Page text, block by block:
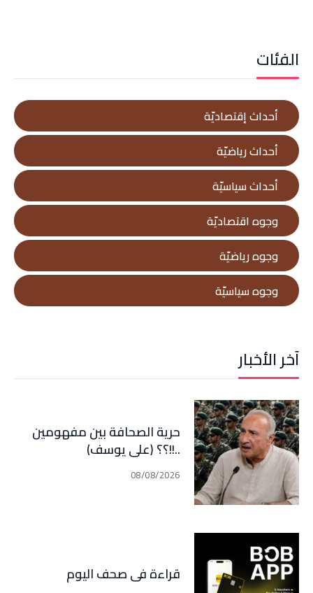
الفئات
أحداث إقتصاديّة
أحداث رياضيّة
أحداث سياسيّة
وجوه اقتصاديّة
وجوه رياضيّة
وجوه سياسيّة
آخر الأخبار
حرية الصحافة بين مفهومين
..!!؟؟ (علي يوسف)
08/08/2026
قراءة في صحف اليوم